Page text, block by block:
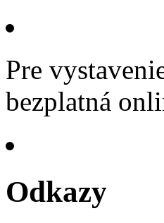
Pre
bezplatná
Odkazy